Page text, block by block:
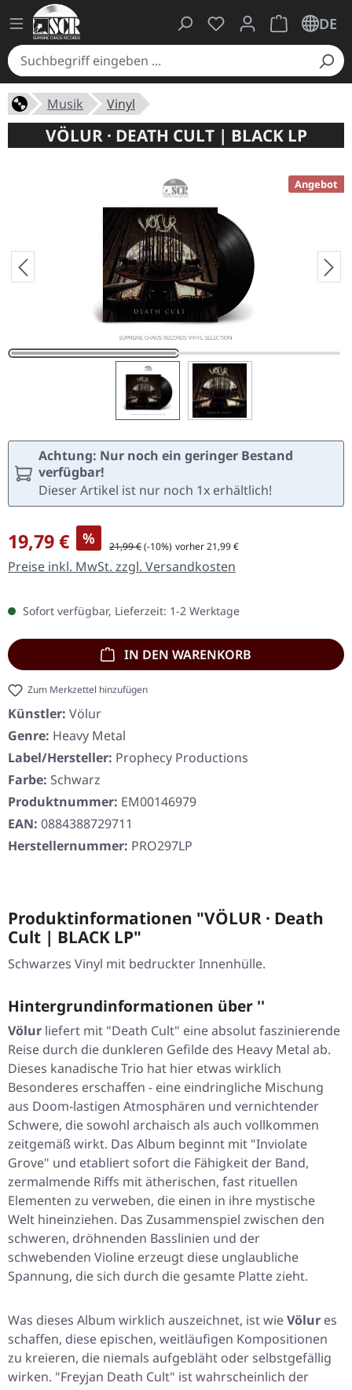
Du hast 0 Produkte
Warenkorb
DE
Musik Vinyl
VÖLUR · DEATH CULT | BLACK LP
Angebot
Achtung: Nur noch ein geringer Bestand
verfügbar!
Dieser Artikel ist nur noch 1x erhältlich!
Verkaufspreis:
19,79 € % Regulärer Preis:
21,99 €(-10%) vorher 21,99 €
Preise inkl. MwSt. zzgl. Versandkosten
Sofort verfügbar, Lieferzeit: 1-2 Werktage
IN DEN WARENKORB
Zum Merkzettel hinzufügen
Künstler: Völur
Genre: Heavy Metal
Label/Hersteller: Prophecy Productions
Farbe: Schwarz
Produktnummer: EM00146979
EAN: 0884388729711
Herstellernummer: PRO297LP
Produktinformationen "VÖLUR · Death
Cult | BLACK LP"
Schwarzes Vinyl mit bedruckter Innenhülle.
Hintergrundinformationen über ''
Völur liefert mit "Death Cult" eine absolut faszinierende
Reise durch die dunkleren Gefilde des Heavy Metal ab.
Dieses kanadische Trio hat hier etwas wirklich
Besonderes erschaffen - eine eindringliche Mischung
aus Doom-lastigen Atmosphären und vernichtender
Schwere, die sowohl archaisch als auch vollkommen
zeitgemäß wirkt. Das Album beginnt mit "Inviolate
Grove" und etabliert sofort die Fähigkeit der Band,
zermalmende Riffs mit ätherischen, fast rituellen
Elementen zu verweben, die einen in ihre mystische
Welt hineinziehen. Das Zusammenspiel zwischen den
schweren, dröhnenden Basslinien und der
schwebenden Violine erzeugt diese unglaubliche
Spannung, die sich durch die gesamte Platte zieht.
Was dieses Album wirklich auszeichnet, ist wieVölur es
schaffen, diese epischen, weitläufigen Kompositionen
zu kreieren, die niemals aufgebläht oder selbstgefällig
wirken. "Freyjan Death Cult" ist wahrscheinlich der